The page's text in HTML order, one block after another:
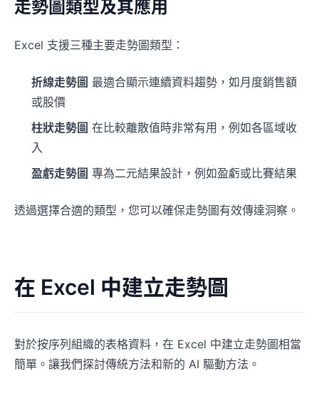
走勢圖類型及其應用
Excel 支援三種主要走勢圖類型：
折線走勢圖 最適合顯示連續資料趨勢，如月度銷售額
或股價
柱狀走勢圖 在比較離散值時非常有用，例如各區域收
入
盈虧走勢圖 專為二元結果設計，例如盈虧或比賽結果
透過選擇合適的類型，您可以確保走勢圖有效傳達洞察。
在 Excel 中建立走勢圖
對於按序列組織的表格資料，在 Excel 中建立走勢圖相當
簡單。讓我們探討傳統方法和新的 AI 驅動方法。